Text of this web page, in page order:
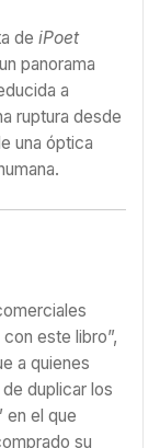
de iPoet
panorama
a
ruptura desde
una óptica
este libro”,
a quienes
duplicar los
en el que
su